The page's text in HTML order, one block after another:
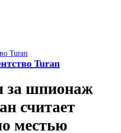
Turan
за шпионаж
считает
местью